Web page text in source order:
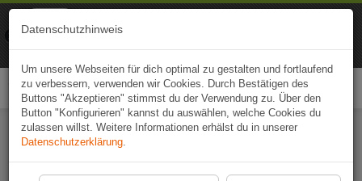
Naviki App jetzt öffnen
Datenschutzhinweis
Um unsere Webseiten für dich optimal zu gestalten und fortlaufend
zu verbessern, verwenden wir Cookies. Durch Bestätigen des
Buttons "Akzeptieren" stimmst du der Verwendung zu. Über den
Button "Konfigurieren" kannst du auswählen, welche Cookies du
zulassen willst. Weitere Informationen erhälst du in unserer
Datenschutzerklärung.
Naviki